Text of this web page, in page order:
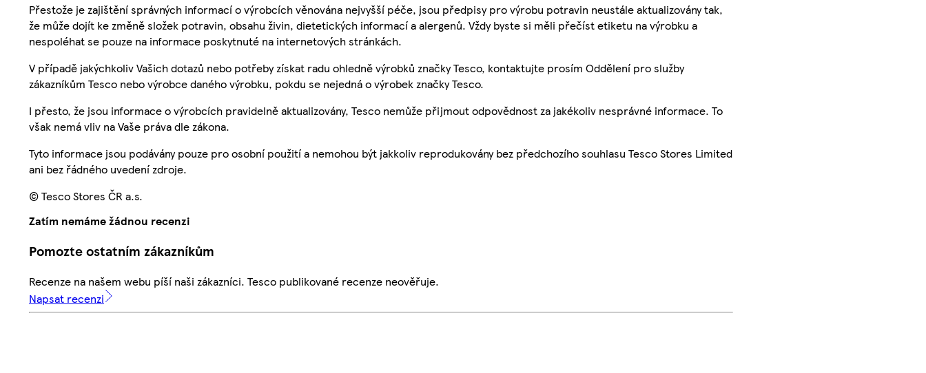
Přestože je zajištění správných informací o výrobcích věnována nejvyšší péče, jsou předpisy pro výrobu potravin neustále aktualizovány tak,
že může dojít ke změně složek potravin, obsahu živin, dietetických informací a alergenů. Vždy byste si měli přečíst etiketu na výrobku a
nespoléhat se pouze na informace poskytnuté na internetových stránkách.
V případě jakýchkoliv Vašich dotazů nebo potřeby získat radu ohledně výrobků značky Tesco, kontaktujte prosím Oddělení pro služby
zákazníkům Tesco nebo výrobce daného výrobku, pokdu se nejedná o výrobek značky Tesco.
I přesto, že jsou informace o výrobcích pravidelně aktualizovány, Tesco nemůže přijmout odpovědnost za jakékoliv nesprávné informace. To
však nemá vliv na Vaše práva dle zákona.
Tyto informace jsou podávány pouze pro osobní použití a nemohou být jakkoliv reprodukovány bez předchozího souhlasu Tesco Stores Limited
ani bez řádného uvedení zdroje.
© Tesco Stores ČR a.s.
Zatím nemáme žádnou recenzi
Pomozte ostatním zákazníkům
Recenze na našem webu píší naši zákazníci. Tesco publikované recenze neověřuje.
Napsat recenzi